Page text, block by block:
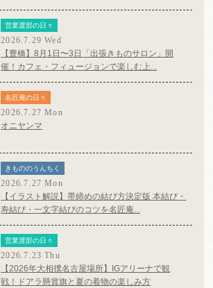
営業渡部の日々
2026.7.29 Wed
【豊橋】8月1日〜3日「出張きものサロン」開
催！カフェ・フィュージョンで楽しむ上...
名匠庵の日々
2026.7.27 Mon
オニヤンマ
きもののうんちく
2026.7.27 Mon
【イラスト解説】帯締めの結び方決定版 本結び・
寿結び・一文字結びのコツを名匠庵...
営業渡部の日々
2026.7.23 Thu
【2026年大相撲名古屋場所】IGアリーナで観
戦！ドアラ懸賞旗と夏の着物の楽しみ方